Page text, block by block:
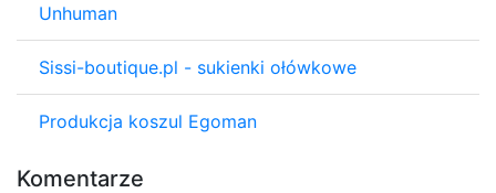
Unhuman
Sissi-boutique.pl - sukienki ołówkowe
Produkcja koszul Egoman
Komentarze